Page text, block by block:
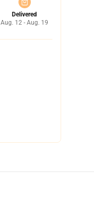
Delivered
Aug. 12 - Aug. 19